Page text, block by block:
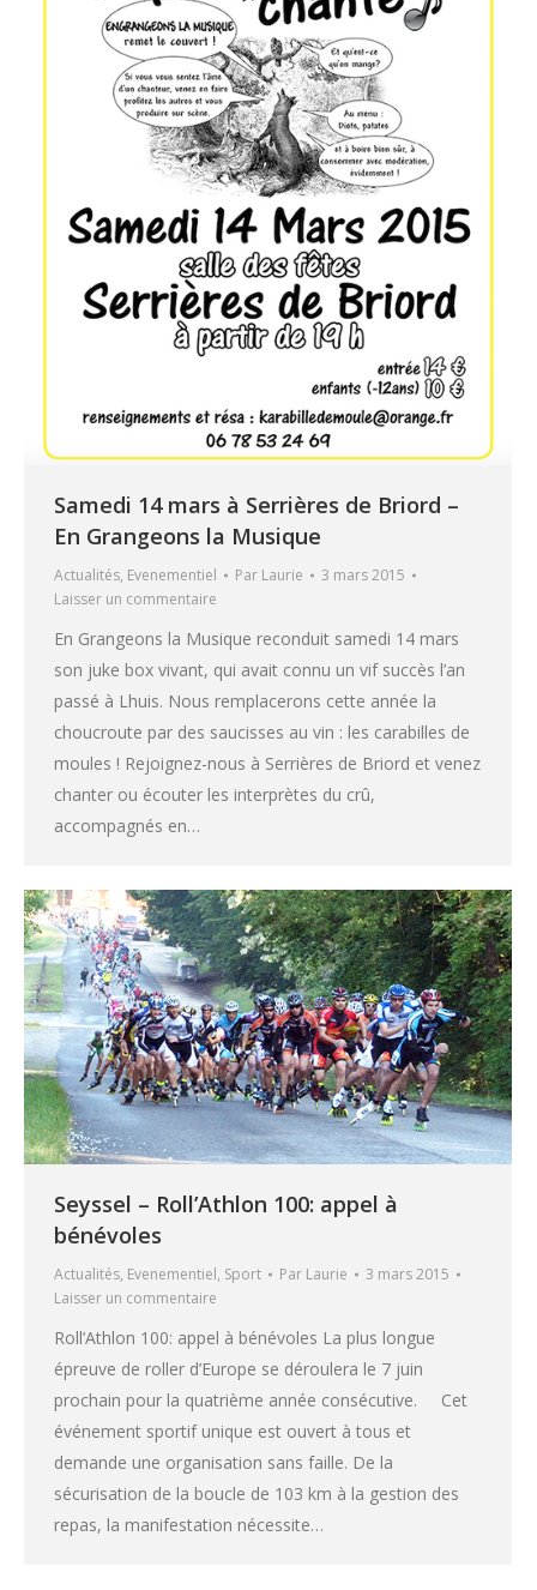
Samedi 14 mars à Serrières de Briord –
En Grangeons la Musique
Actualités, Evenementiel Par Laurie
3 mars 2015
Laisser un commentaire
En Grangeons la Musique reconduit samedi 14 mars
son juke box vivant, qui avait connu un vif succès l’an
passé à Lhuis. Nous remplacerons cette année la
choucroute par des saucisses au vin : les carabilles de
moules ! Rejoignez-nous à Serrières de Briord et venez
chanter ou écouter les interprètes du crû,
accompagnés en…
Seyssel – Roll’Athlon 100: appel à
bénévoles
Actualités, Evenementiel, Sport Par Laurie
3 mars 2015
Laisser un commentaire
Roll’Athlon 100: appel à bénévoles La plus longue
épreuve de roller d’Europe se déroulera le 7 juin
prochain pour la quatrième année consécutive. Cet
événement sportif unique est ouvert à tous et
demande une organisation sans faille. De la
sécurisation de la boucle de 103 km à la gestion des
repas, la manifestation nécessite…